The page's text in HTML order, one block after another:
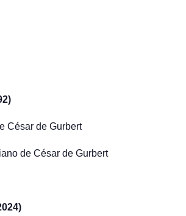
César de Gurbert
de César de Gurbert